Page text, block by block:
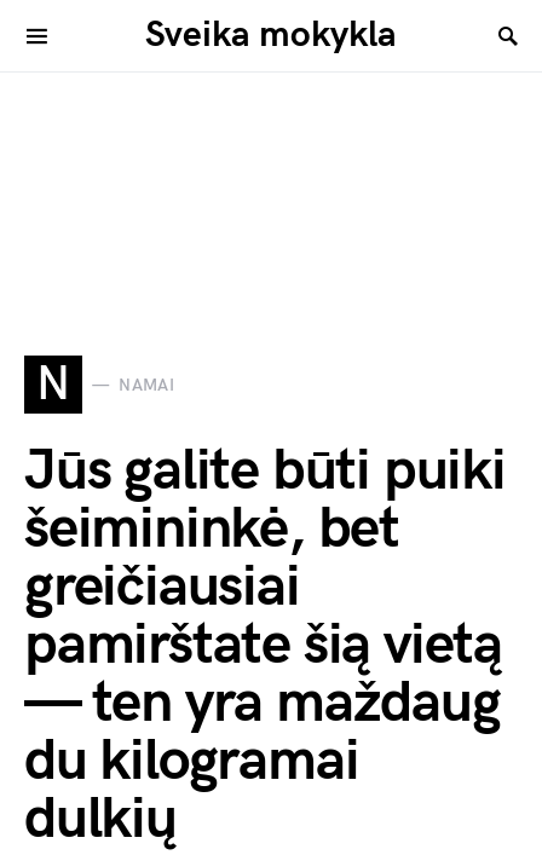
Sveika mokykla
N NAMAI
Jūs galite būti puiki
šeimininkė, bet
greičiausiai
pamirštate šią vietą
— ten yra maždaug
du kilogramai
dulkių